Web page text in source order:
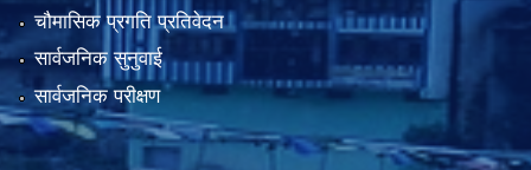
चौमासिक प्रगति प्रतिवेदन
सार्वजनिक सुनुवाई
सार्वजनिक परीक्षण